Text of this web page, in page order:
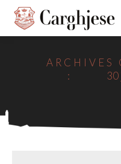
ARCHIVES
:
30